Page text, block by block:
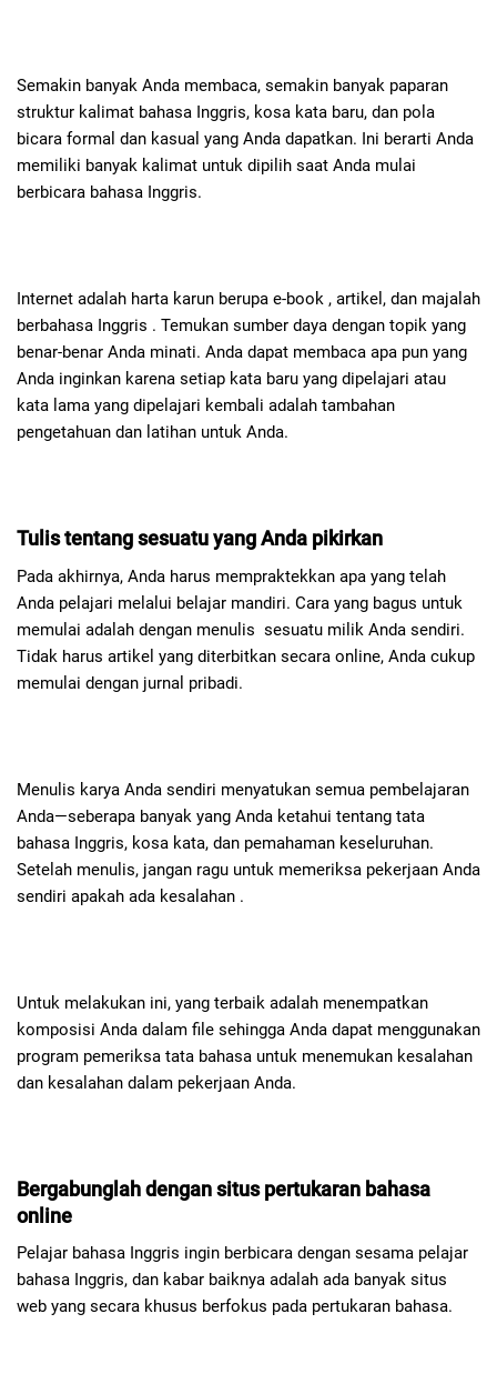
Semakin banyak Anda membaca, semakin banyak paparan
struktur kalimat bahasa Inggris, kosa kata baru, dan pola
bicara formal dan kasual yang Anda dapatkan. Ini berarti Anda
memiliki banyak kalimat untuk dipilih saat Anda mulai
berbicara bahasa Inggris.
Internet adalah harta karun berupa e-book , artikel, dan majalah
berbahasa Inggris . Temukan sumber daya dengan topik yang
benar-benar Anda minati. Anda dapat membaca apa pun yang
Anda inginkan karena setiap kata baru yang dipelajari atau
kata lama yang dipelajari kembali adalah tambahan
pengetahuan dan latihan untuk Anda.
Tulis tentang sesuatu yang Anda pikirkan
Pada akhirnya, Anda harus mempraktekkan apa yang telah
Anda pelajari melalui belajar mandiri. Cara yang bagus untuk
memulai adalah dengan menulis sesuatu milik Anda sendiri.
Tidak harus artikel yang diterbitkan secara online, Anda cukup
memulai dengan jurnal pribadi.
Menulis karya Anda sendiri menyatukan semua pembelajaran
Anda—seberapa banyak yang Anda ketahui tentang tata
bahasa Inggris, kosa kata, dan pemahaman keseluruhan.
Setelah menulis, jangan ragu untuk memeriksa pekerjaan Anda
sendiri apakah ada kesalahan .
Untuk melakukan ini, yang terbaik adalah menempatkan
komposisi Anda dalam file sehingga Anda dapat menggunakan
program pemeriksa tata bahasa untuk menemukan kesalahan
dan kesalahan dalam pekerjaan Anda.
Bergabunglah dengan situs pertukaran bahasa
online
Pelajar bahasa Inggris ingin berbicara dengan sesama pelajar
bahasa Inggris, dan kabar baiknya adalah ada banyak situs
web yang secara khusus berfokus pada pertukaran bahasa.